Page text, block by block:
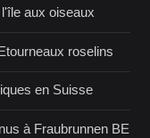
aux oiseaux
roselins
en Suisse
à Fraubrunnen BE